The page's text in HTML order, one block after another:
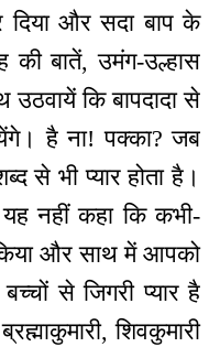
दिया और सदा बाप के
की बातें, उमंग-उल्हास
कि बापदादा से
है ना! पक्का? जब
से भी प्यार होता है।
यह नहीं कहा कि कभी-
और साथ में आपको
से जिगरी प्यार है
शिवकुमारी